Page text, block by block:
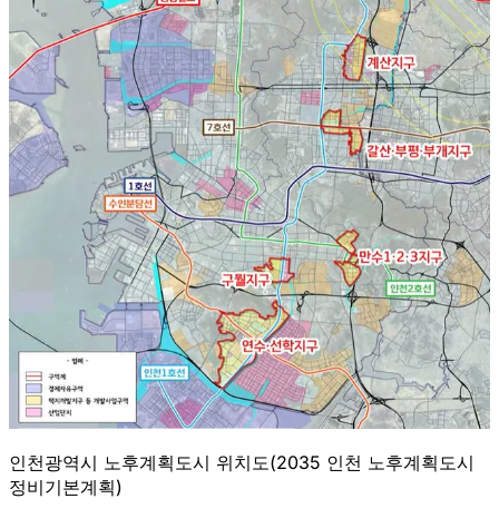
인천광역시 노후계획도시 위치도(2035 인천 노후계획도시
정비기본계획)